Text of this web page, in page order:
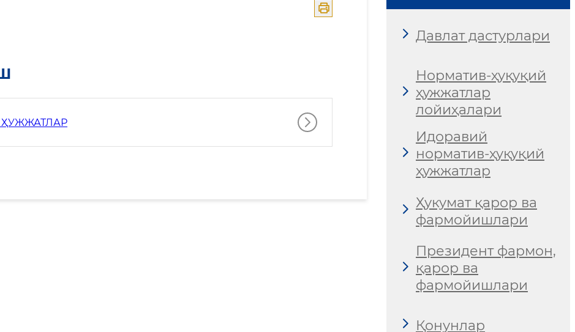
Давлат дастурлари
Норматив-ҳуқуқий
ҳужжатлар
лойиҳалари
Идоравий
норматив-ҳуқуқий
ҳужжатлар
Ҳукумат қарор ва
фармойишлари
Президент фармон,
қарор ва
фармойишлари
Қонунлар